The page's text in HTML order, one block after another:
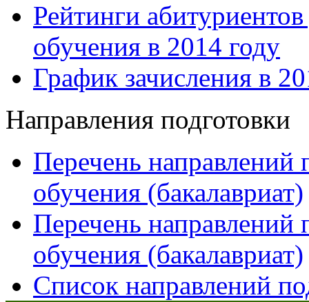
Рейтинги
обучения в 2014 году
График зачисления в
Направления подготовки
Перечень
обучения (бакалавриат)
Перечень
обучения (бакалавриат)
Список направлений